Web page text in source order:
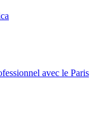
avec le Paris